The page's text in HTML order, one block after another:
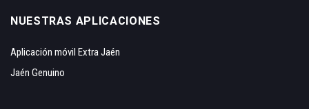
NUESTRAS APLICACIONES
Aplicación móvil Extra Jaén
Jaén Genuino